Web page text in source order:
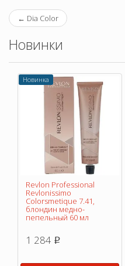
← Dia Color
Новинки
Новинка
Revlon Professional
Revlonissimo
Colorsmetique 7.41,
блондин медно-
пепельный 60 мл
1 284 p